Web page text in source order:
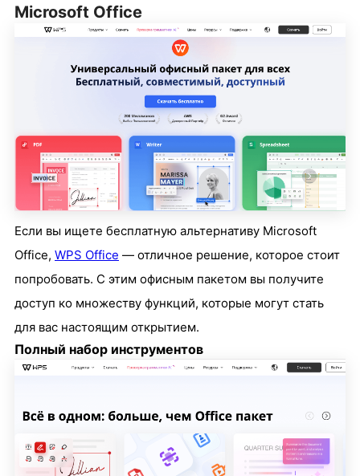
Microsoft Office
Если вы ищете бесплатную альтернативу Microsoft
Office, WPS Office — отличное решение, которое стоит
попробовать. С этим офисным пакетом вы получите
доступ ко множеству функций, которые могут стать
для вас настоящим открытием.
Полный набор инструментов